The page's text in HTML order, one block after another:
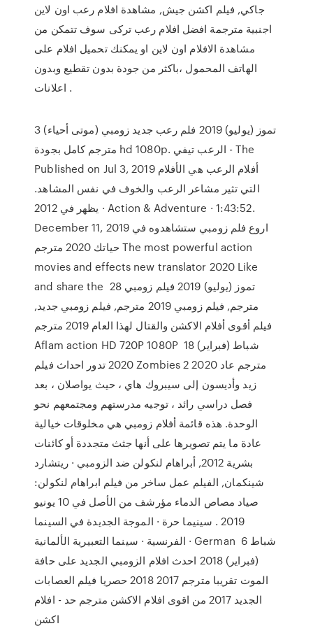
جاكي, فيلم اكشن جيش, مشاهدة افلام رعب اون لاين
اجنبية مترجمة افضل افلام رعب تركى سوف تتمكن من
مشاهدة الافلام اون لاين او يمكنك تحميل افلام على
الهاتف المحمول ،باكثر من جودة بدون تقطيع وبدون
اعلانات .
3 تموز (يوليو) 2019 فلم رعب جديد زومبي (موتى أحياء)
مترجم كامل بجودة hd 1080p. الرعب تيفي - The
Published on Jul 3, 2019 أفلام الرعب هي الأفلام
التي تثير مشاعر الرعب والخوف في نفس المشاهد.
يظهر في 2012 · Action & Adventure · 1:43:52.
December 11, 2019 اروع فلم زومبي ستشاهدوه في
حياتك 2020 مترجم The most powerful action
movies and effects new translator 2020 Like
and share the 28 تموز (يوليو) 2019 فيلم زومبي
مترجم, فيلم زومبي 2019 مترجم, فيلم زومبي جديد,
فيلم أقوى أفلام الاكشن والقتال لهذا العام 2019 مترجم
Aflam action HD 720P 1080P 18 شباط (فبراير)
2020 تدور احداث فيلم Zombies 2 2020 مترجم عاد
زيد وأديسون إلى سيبروك هاي ، حيث يواصلان ، بعد
فصل دراسي رائد ، توجيه مدرستهم ومجتمعهم نحو
الوحدة. هذه قائمة أفلام زومبي هي مخلوقات خيالية
عادة ما يتم تصويرها على أنها جثث متجددة أو كائنات
بشرية 2012, أبراهام لنكولن ضد الزومبي · ريتشارد
شينكمان, الفيلم عمل ساخر من فيلم ابراهام لنكولن:
صياد مصاص الدماء مؤرشف من الأصل في 10 يونيو
2019 . سينيما حرة · الموجة الجديدة في السينما
الفرنسية · سينما التعبيرية الألمانية · German 6 شباط
(فبراير) 2018 احدث افلام الزومبي الجديد على حافة
الموت تقريبا مترجم 2017 2018 حصريا فيلم العصابات
الجديد 2017 من اقوى افلام الاكشن مترجم حد - افلام